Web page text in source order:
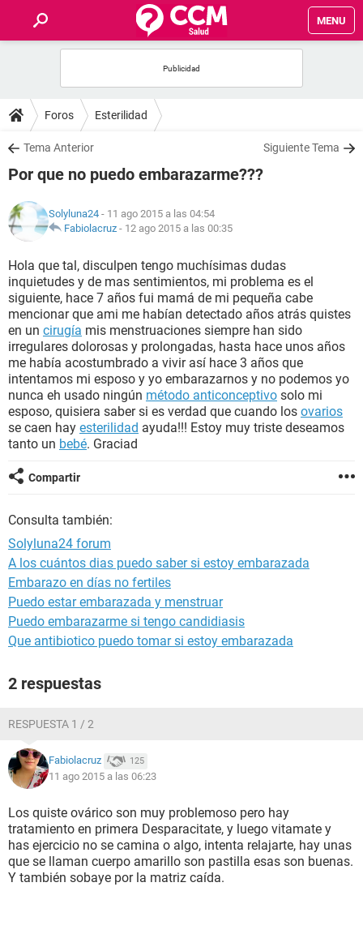
MENU
FOROS
SALUD
FAMILIA
NUTRICIÓN
BIENESTAR
SEXUALIDAD
GLOSARIO
Foros Esterilidad
Tema Anterior Siguiente Tema
Por que no puedo embarazarme???
Solyluna24 - 11 ago 2015 a las 04:54
Fabiolacruz - 12 ago 2015 a las 00:35
Hola que tal, disculpen tengo muchísimas dudas
inquietudes y de mas sentimientos, mi problema es el
siguiente, hace 7 años fui mamá de mi pequeña cabe
mencionar que ami me habían detectado años atrás quistes
en un cirugía mis menstruaciones siempre han sido
irregulares dolorosas y prolongadas, hasta hace unos años
me había acostumbrado a vivir así hace 3 años que
intentamos mi esposo y yo embarazarnos y no podemos yo
nunca eh usado ningún método anticonceptivo solo mi
esposo, quisiera saber si es verdad que cuando los ovarios
se caen hay esterilidad ayuda!!! Estoy muy triste deseamos
tanto un bebé. Graciad
Compartir
Consulta también:
Solyluna24 forum
A los cuántos dias puedo saber si estoy embarazada
Embarazo en días no fertiles
Puedo estar embarazada y menstruar
Puedo embarazarme si tengo candidiasis
Que antibiotico puedo tomar si estoy embarazada
2 respuestas
RESPUESTA 1 / 2
Fabiolacruz 125
11 ago 2015 a las 06:23
Los quiste ovárico son muy problemoso pero hay
tratamiento en primera Desparacitate, y luego vitamate y
has ejercicio no se camina o algo, intenta relajarte, hay unas
que se llaman cuerpo amarillo son pastilla esas son buenas.
Y también sobaye por la matriz caída.